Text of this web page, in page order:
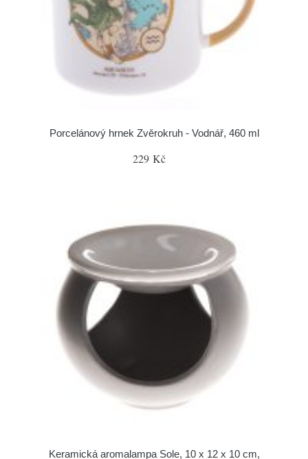
Porcelánový hrnek Zvěrokruh - Vodnář, 460 ml
229 Kč
Keramická aromalampa Sole, 10 x 12 x 10 cm,